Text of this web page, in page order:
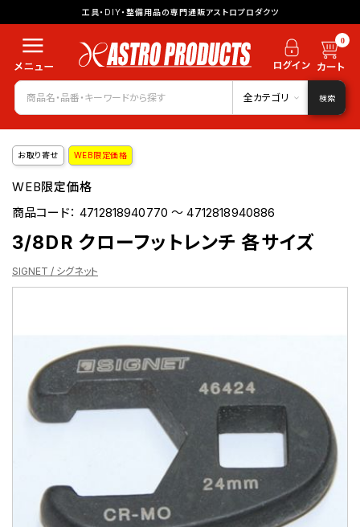
工具・DIY・整備用品の専門通販アストロプロダクツ
0
全カテゴリ 検索
お取り寄せ WEB限定価格
WEB限定価格
商品コード：4712818940770 ～ 4712818940886
3/8DR クローフットレンチ 各サイズ
SIGNET / シグネット